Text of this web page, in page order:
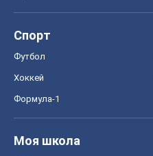
Спорт
Футбол
Хоккей
Формула-1
Моя школа